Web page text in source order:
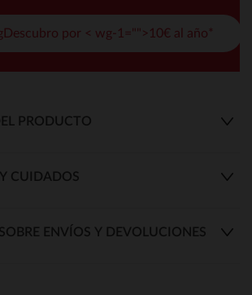
por < wg-1="">10€ al año*
PRODUCTO
CUIDADOS
ENVÍOS Y DEVOLUCIONES